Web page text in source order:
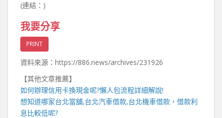
(連結：)
我要分享
PRINT
資料來源：https://886.news/archives/231926
【其他文章推薦】
如何辦理信用卡換現金呢?懶人包流程詳細解說!
想知道哪家台北當舖,台北汽車借款,台北機車借款 ，借款利
息比較低呢?